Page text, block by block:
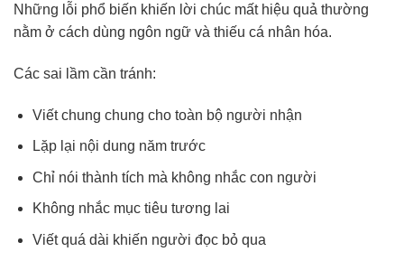
Những lỗi phổ biến khiến lời chúc mất hiệu quả thường
nằm ở cách dùng ngôn ngữ và thiếu cá nhân hóa.
Các sai lầm cần tránh:
Viết chung chung cho toàn bộ người nhận
Lặp lại nội dung năm trước
Chỉ nói thành tích mà không nhắc con người
Không nhắc mục tiêu tương lai
Viết quá dài khiến người đọc bỏ qua